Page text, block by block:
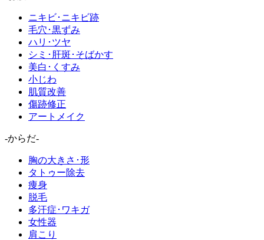
ニキビ･ニキビ跡
毛穴･黒ずみ
ハリ･ツヤ
シミ･肝斑･そばかす
美白･くすみ
小じわ
肌質改善
傷跡修正
アートメイク
-からだ-
胸の大きさ･形
タトゥー除去
痩身
脱毛
多汗症･ワキガ
女性器
肩こり